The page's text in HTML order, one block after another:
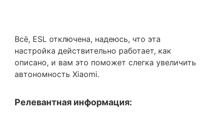
Всё, ESL отключена, надеюсь, что эта
настройка действительно работает, как
описано, и вам это поможет слегка увеличить
автономность Xiaomi.
Релевантная информация: